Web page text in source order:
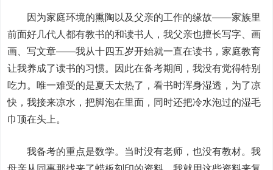
因为家庭环境的熏陶以及父亲的工作的缘故——家族里
前面好几代人都有教书的和读书人，我父亲也擅长写字、画
画、写文章——我从十四五岁开始就一直在读书，家庭教育
让我养成了读书的习惯。因此在备考期间，我没有觉得特别
吃力。唯一难受的是夏天太热了，看书时浑身湿透，为了凉
快，我接来凉水，把脚泡在里面，同时还把冷水泡过的湿毛
巾顶在头上。
我备考的重点是数学。当时没有老师，也没有教材。我